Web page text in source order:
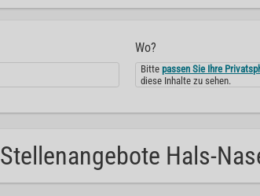
Wo?
Bittepassen Sie Ihre
diese Inhalte zu sehen.
Stellenangebote Hals-